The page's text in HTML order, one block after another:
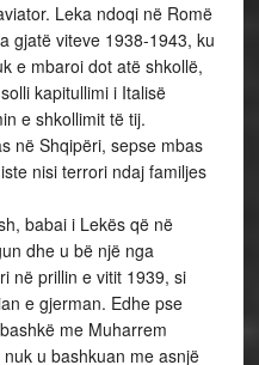
Leka ndoqi në Romë
gjatë viteve 1938-1943, ku
e mbaroi dot atë shkollë,
kapitullimi i Italisë
e shkollimit të tij.
në Shqipëri, sepse mbas
nisi terrori ndaj familjes
babai i Lekës që në
dhe u bë një nga
në prillin e vitit 1939, si
e gjerman. Edhe pse
me Muharrem
u bashkuan me asnjë